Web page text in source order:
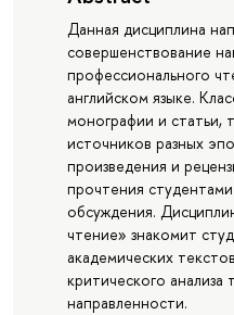
Данная дисциплина
совершенствование
профессионального
английском языке.
монографии и статьи,
источников разных
произведения и
прочтения
обсуждения.
чтение» знакомит
академических
критического анализа
направленности.